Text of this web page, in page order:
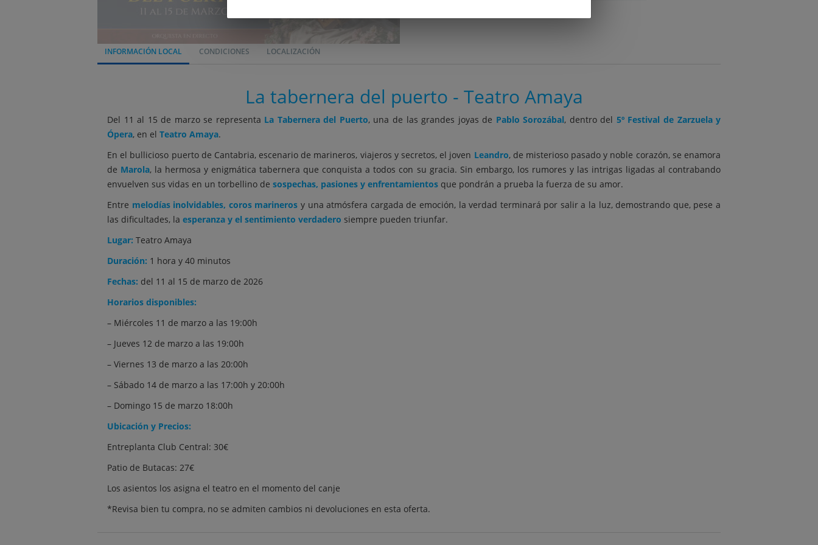
INFORMACIÓN LOCAL CONDICIONES LOCALIZACIÓN
La tabernera del puerto - Teatro Amaya
Del 11 al 15 de marzo se representa La Tabernera del Puerto, una de las grandes joyas de Pablo Sorozábal, dentro del 5º Festival de Zarzuela y
Ópera, en el Teatro Amaya.
En el bullicioso puerto de Cantabria, escenario de marineros, viajeros y secretos, el joven Leandro, de misterioso pasado y noble corazón, se enamora
de Marola, la hermosa y enigmática tabernera que conquista a todos con su gracia. Sin embargo, los rumores y las intrigas ligadas al contrabando
envuelven sus vidas en un torbellino de sospechas, pasiones y enfrentamientos que pondrán a prueba la fuerza de su amor.
Entre melodías inolvidables, coros marineros y una atmósfera cargada de emoción, la verdad terminará por salir a la luz, demostrando que, pese a
las dificultades, la esperanza y el sentimiento verdadero siempre pueden triunfar.
Lugar: Teatro Amaya
Duración: 1 hora y 40 minutos
Fechas: del 11 al 15 de marzo de 2026
Horarios disponibles:
– Miércoles 11 de marzo a las 19:00h
– Jueves 12 de marzo a las 19:00h
– Viernes 13 de marzo a las 20:00h
– Sábado 14 de marzo a las 17:00h y 20:00h
– Domingo 15 de marzo 18:00h
Ubicación y Precios:
Entreplanta Club Central: 30€
Patio de Butacas: 27€
Los asientos los asigna el teatro en el momento del canje
*Revisa bien tu compra, no se admiten cambios ni devoluciones en esta oferta.